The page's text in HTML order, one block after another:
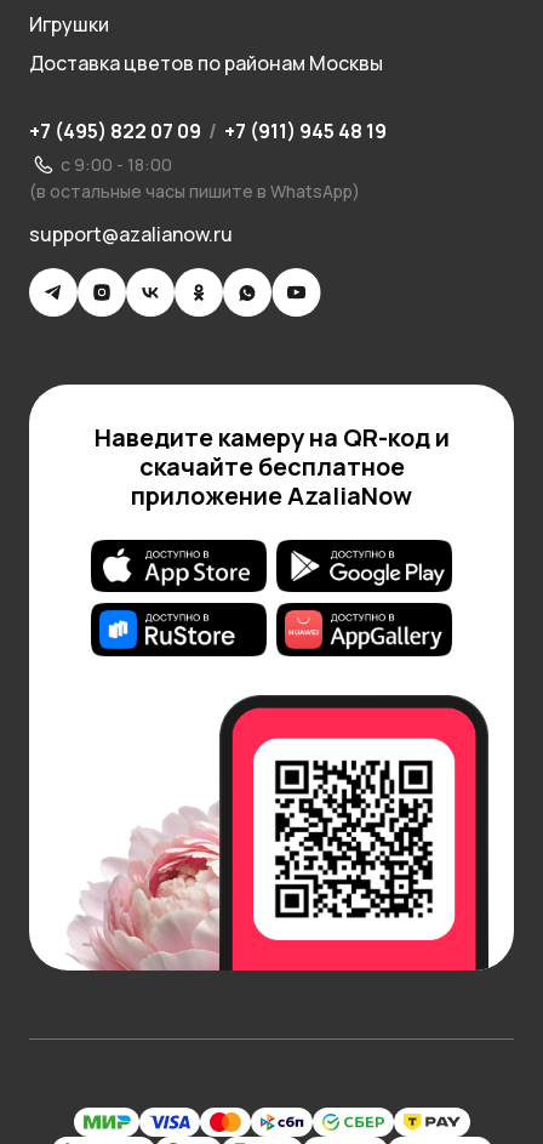
Игрушки
Доставка цветов по районам Москвы
+7 (495) 822 07 09 / +7 (911) 945 48 19
с 9:00 - 18:00
(в остальные часы пишите в WhatsApp)
support@azalianow.ru
Наведите камеру на QR-код и
скачайте бесплатное
приложение AzaliaNow